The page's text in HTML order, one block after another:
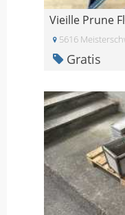
Vieille Prune
5616
Gratis